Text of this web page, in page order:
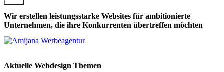
Wir erstellen leistungsstarke Websites für ambitionierte
Unternehmen, die ihre Konkurrenten übertreffen möchten
Aktuelle Webdesign Themen